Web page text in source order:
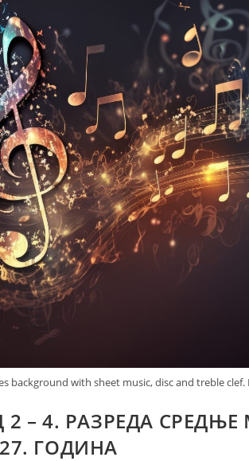
background with sheet music, disc and treble
– 4. РАЗРЕДА
ГОДИНА